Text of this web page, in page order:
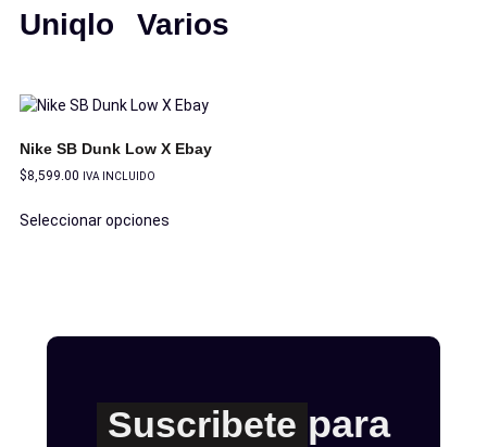
Uniqlo Varios
Nike SB Dunk Low X Ebay
$8,599.00 IVA INCLUIDO
Seleccionar opciones
Suscribete para